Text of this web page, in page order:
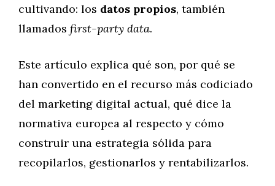
cultivando: los datos propios, también
llamados first-party data.
Este artículo explica qué son, por qué se
han convertido en el recurso más codiciado
del marketing digital actual, qué dice la
normativa europea al respecto y cómo
construir una estrategia sólida para
recopilarlos, gestionarlos y rentabilizarlos.